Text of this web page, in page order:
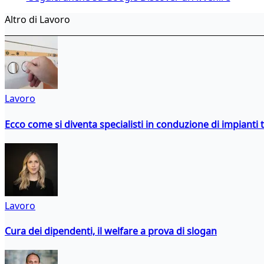
Altro di Lavoro
Lavoro
Ecco come si diventa specialisti in conduzione di impianti
Lavoro
Cura dei dipendenti, il welfare a prova di slogan